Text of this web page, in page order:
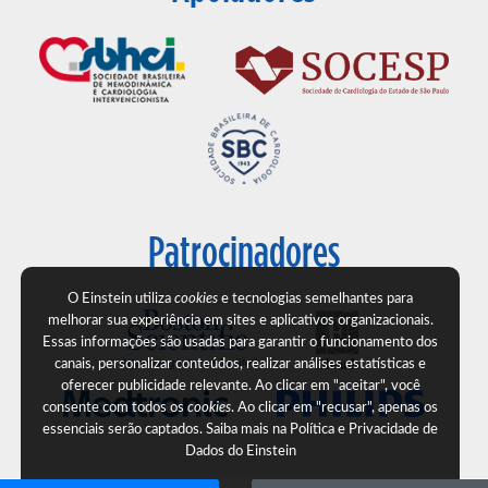
Patrocinadores
O Einstein utilizacookies e tecnologias semelhantes para
melhorar sua experiência em sites e aplicativos organizacionais.
Essas informações são usadas para garantir o funcionamento dos
canais, personalizar conteúdos, realizar análises estatísticas e
oferecer publicidade relevante. Ao clicar em "aceitar", você
consente com todos oscookies. Ao clicar em "recusar", apenas os
essenciais serão captados. Saiba mais na Política e Privacidade de
Dados do Einstein